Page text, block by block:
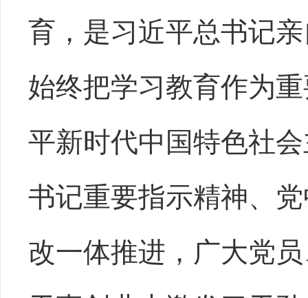
育，是习近平总书记
始终把学习教育作为
平新时代中国特色社
书记重要指示精神、
改一体推进，广大党